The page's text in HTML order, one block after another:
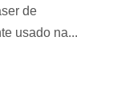
de
usado na...